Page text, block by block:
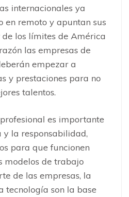
internacionales ya
en remoto y apuntan sus
los límites de América
las empresas de
empezar a
y prestaciones para no
talentos.
es importante
la responsabilidad,
para que funcionen
modelos de trabajo
de las empresas, la
tecnología son la base